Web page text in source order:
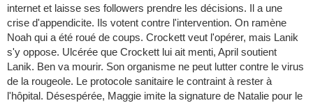
internet et laisse ses followers prendre les décisions. Il a une
crise d'appendicite. Ils votent contre l'intervention. On ramène
Noah qui a été roué de coups. Crockett veut l'opérer, mais Lanik
s'y oppose. Ulcérée que Crockett lui ait menti, April soutient
Lanik. Ben va mourir. Son organisme ne peut lutter contre le virus
de la rougeole. Le protocole sanitaire le contraint à rester à
l'hôpital. Désespérée, Maggie imite la signature de Natalie pour le